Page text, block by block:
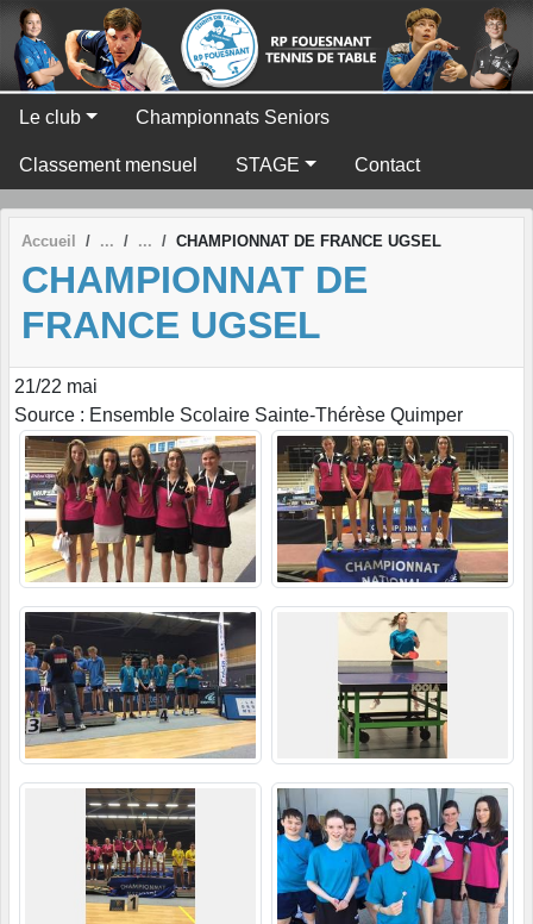
Le club Championnats Seniors
Classement mensuel STAGE Contact
Accueil CHAMPIONNAT DE FRANCE UGSEL
CHAMPIONNAT DE
FRANCE UGSEL
21/22 mai
Source : Ensemble Scolaire Sainte-Thérèse Quimper
Panneau de gestion des cookies